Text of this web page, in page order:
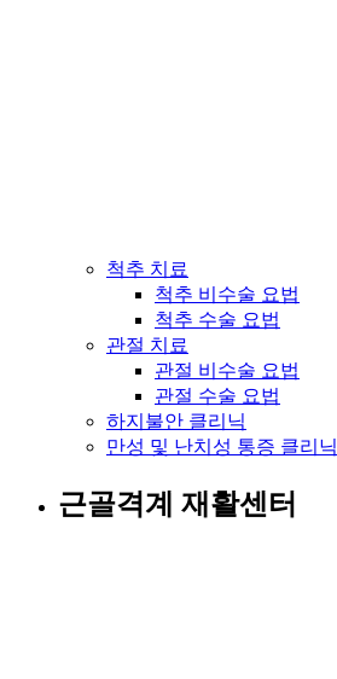
척추 치료
척추 비수술 요법
척추 수술 요법
관절 치료
관절 비수술 요법
관절 수술 요법
하지불안 클리닉
만성 및 난치성 통증 클리닉
근골격계 재활센터